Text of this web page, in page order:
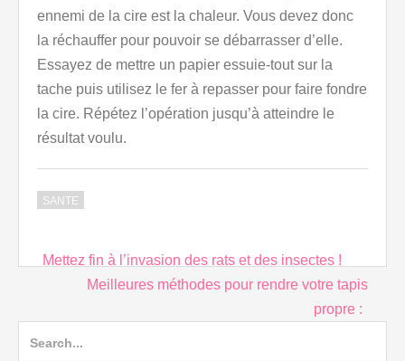
ennemi de la cire est la chaleur. Vous devez donc
la réchauffer pour pouvoir se débarrasser d’elle.
Essayez de mettre un papier essuie-tout sur la
tache puis utilisez le fer à repasser pour faire fondre
la cire. Répétez l’opération jusqu’à atteindre le
résultat voulu.
SANTE
Post
navigation
Mettez fin à l’invasion des rats et des insectes !
Meilleures méthodes pour rendre votre tapis
propre :